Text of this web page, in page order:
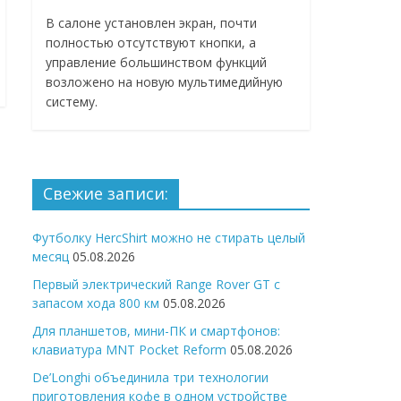
В салоне установлен экран, почти
полностью отсутствуют кнопки, а
управление большинством функций
возложено на новую мультимедийную
систему.
Свежие записи:
Футболку HercShirt можно не стирать целый
месяц 05.08.2026
Первый электрический Range Rover GT с
запасом хода 800 км 05.08.2026
Для планшетов, мини-ПК и смартфонов:
клавиатура MNT Pocket Reform 05.08.2026
De’Longhi объединила три технологии
приготовления кофе в одном устройстве